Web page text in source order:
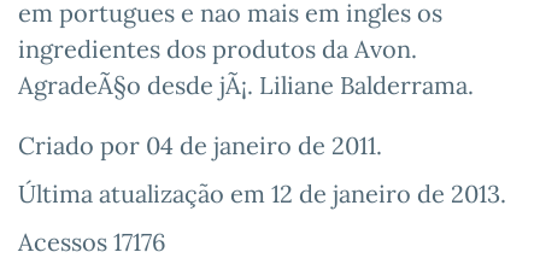
em portugues e nao mais em ingles os
ingredientes dos produtos da Avon.
AgradeÃ§o desde jÃ¡. Liliane Balderrama.
Criado por 04 de janeiro de 2011.
Última atualização em 12 de janeiro de 2013.
Acessos 17176